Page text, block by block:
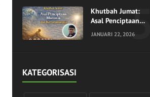
Pangkuan
Ramadhan
Khutbah Jumat:
Asal Penciptaan
Manusia dan
Keturunannya
JANUARI 22, 2026
KATEGORISASI